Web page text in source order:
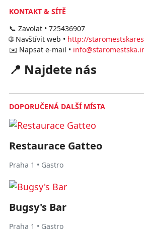
KONTAKT & SÍTĚ
📞 Zavolat • 725436907
🌐 Navštívit web • http://
✉️ Napsat e-mail •
📍 Najdete nás
DOPORUČENÁ DALŠÍ MÍSTA
Restaurace Gatteo
Praha 1 • Gastro
Bugsy's Bar
Praha 1 • Gastro